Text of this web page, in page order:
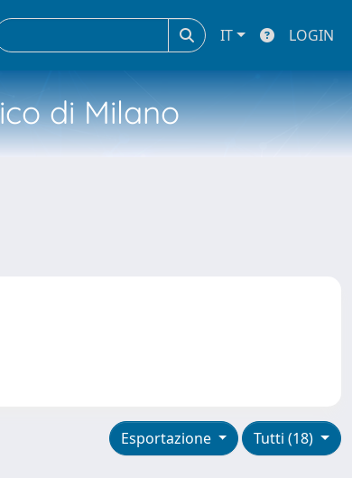
IT LOGIN
di Milano
Tutti (18)
Esportazione